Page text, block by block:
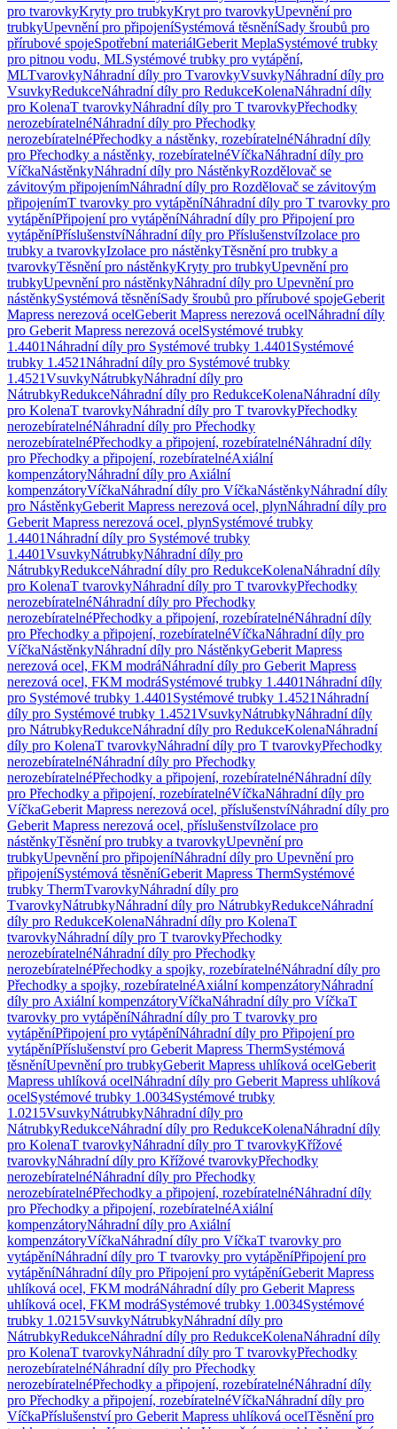
pro tvarovkyKryty pro trubkyKryt pro tvarovkyUpevnění pro
trubkyUpevnění pro připojeníSystémová těsněníSady šroubů pro
přírubové spojeSpotřební materiálGeberit MeplaSystémové trubky
pro pitnou vodu, MLSystémové trubky pro vytápění,
MLTvarovkyNáhradní díly pro TvarovkyVsuvkyNáhradní díly pro
VsuvkyRedukceNáhradní díly pro RedukceKolenaNáhradní díly
pro KolenaT tvarovkyNáhradní díly pro T tvarovkyPřechodky
nerozebíratelnéNáhradní díly pro Přechodky
nerozebíratelnéPřechodky a nástěnky, rozebíratelnéNáhradní díly
pro Přechodky a nástěnky, rozebíratelnéVíčkaNáhradní díly pro
VíčkaNástěnkyNáhradní díly pro NástěnkyRozdělovač se
závitovým připojenímNáhradní díly pro Rozdělovač se závitovým
připojenímT tvarovky pro vytápěníNáhradní díly pro T tvarovky pro
vytápěníPřipojení pro vytápěníNáhradní díly pro Připojení pro
vytápěníPříslušenstvíNáhradní díly pro PříslušenstvíIzolace pro
trubky a tvarovkyIzolace pro nástěnkyTěsnění pro trubky a
tvarovkyTěsnění pro nástěnkyKryty pro trubkyUpevnění pro
trubkyUpevnění pro nástěnkyNáhradní díly pro Upevnění pro
nástěnkySystémová těsněníSady šroubů pro přírubové spojeGeberit
Mapress nerezová ocelGeberit Mapress nerezová ocelNáhradní díly
pro Geberit Mapress nerezová ocelSystémové trubky
1.4401Náhradní díly pro Systémové trubky 1.4401 Systémové
trubky 1.4521Náhradní díly pro Systémové trubky
1.4521VsuvkyNátrubkyNáhradní díly pro
NátrubkyRedukceNáhradní díly pro RedukceKolenaNáhradní díly
pro KolenaT tvarovkyNáhradní díly pro T tvarovkyPřechodky
nerozebíratelnéNáhradní díly pro Přechodky
nerozebíratelnéPřechodky a připojení, rozebíratelnéNáhradní díly
pro Přechodky a připojení, rozebíratelnéAxiální
kompenzátoryNáhradní díly pro Axiální
kompenzátoryVíčkaNáhradní díly pro VíčkaNástěnkyNáhradní díly
pro NástěnkyGeberit Mapress nerezová ocel, plynNáhradní díly pro
Geberit Mapress nerezová ocel, plynSystémové trubky
1.4401Náhradní díly pro Systémové trubky
1.4401VsuvkyNátrubkyNáhradní díly pro
NátrubkyRedukceNáhradní díly pro RedukceKolenaNáhradní díly
pro KolenaT tvarovkyNáhradní díly pro T tvarovkyPřechodky
nerozebíratelnéNáhradní díly pro Přechodky
nerozebíratelnéPřechodky a připojení, rozebíratelnéNáhradní díly
pro Přechodky a připojení, rozebíratelnéVíčkaNáhradní díly pro
VíčkaNástěnkyNáhradní díly pro NástěnkyGeberit Mapress
nerezová ocel, FKM modráNáhradní díly pro Geberit Mapress
nerezová ocel, FKM modráSystémové trubky 1.4401Náhradní díly
pro Systémové trubky 1.4401 Systémové trubky 1.4521Náhradní
díly pro Systémové trubky 1.4521VsuvkyNátrubkyNáhradní díly
pro NátrubkyRedukceNáhradní díly pro RedukceKolenaNáhradní
díly pro KolenaT tvarovkyNáhradní díly pro T tvarovkyPřechodky
nerozebíratelnéNáhradní díly pro Přechodky
nerozebíratelnéPřechodky a připojení, rozebíratelnéNáhradní díly
pro Přechodky a připojení, rozebíratelnéVíčkaNáhradní díly pro
VíčkaGeberit Mapress nerezová ocel, příslušenstvíNáhradní díly pro
Geberit Mapress nerezová ocel, příslušenstvíIzolace pro
nástěnkyTěsnění pro trubky a tvarovkyUpevnění pro
trubkyUpevnění pro připojeníNáhradní díly pro Upevnění pro
připojeníSystémová těsněníGeberit Mapress ThermSystémové
trubky ThermTvarovkyNáhradní díly pro
TvarovkyNátrubkyNáhradní díly pro NátrubkyRedukceNáhradní
díly pro RedukceKolenaNáhradní díly pro KolenaT
tvarovkyNáhradní díly pro T tvarovkyPřechodky
nerozebíratelnéNáhradní díly pro Přechodky
nerozebíratelnéPřechodky a spojky, rozebíratelnéNáhradní díly pro
Přechodky a spojky, rozebíratelnéAxiální kompenzátoryNáhradní
díly pro Axiální kompenzátoryVíčkaNáhradní díly pro VíčkaT
tvarovky pro vytápěníNáhradní díly pro T tvarovky pro
vytápěníPřipojení pro vytápěníNáhradní díly pro Připojení pro
vytápěníPříslušenství pro Geberit Mapress ThermSystémová
těsněníUpevnění pro trubkyGeberit Mapress uhlíková ocelGeberit
Mapress uhlíková ocelNáhradní díly pro Geberit Mapress uhlíková
ocelSystémové trubky 1.0034Systémové trubky
1.0215VsuvkyNátrubkyNáhradní díly pro
NátrubkyRedukceNáhradní díly pro RedukceKolenaNáhradní díly
pro KolenaT tvarovkyNáhradní díly pro T tvarovkyKřížové
tvarovkyNáhradní díly pro Křížové tvarovkyPřechodky
nerozebíratelnéNáhradní díly pro Přechodky
nerozebíratelnéPřechodky a připojení, rozebíratelnéNáhradní díly
pro Přechodky a připojení, rozebíratelnéAxiální
kompenzátoryNáhradní díly pro Axiální
kompenzátoryVíčkaNáhradní díly pro VíčkaT tvarovky pro
vytápěníNáhradní díly pro T tvarovky pro vytápěníPřipojení pro
vytápěníNáhradní díly pro Připojení pro vytápěníGeberit Mapress
uhlíková ocel, FKM modráNáhradní díly pro Geberit Mapress
uhlíková ocel, FKM modráSystémové trubky 1.0034Systémové
trubky 1.0215VsuvkyNátrubkyNáhradní díly pro
NátrubkyRedukceNáhradní díly pro RedukceKolenaNáhradní díly
pro KolenaT tvarovkyNáhradní díly pro T tvarovkyPřechodky
nerozebíratelnéNáhradní díly pro Přechodky
nerozebíratelnéPřechodky a připojení, rozebíratelnéNáhradní díly
pro Přechodky a připojení, rozebíratelnéVíčkaNáhradní díly pro
VíčkaPříslušenství pro Geberit Mapress uhlíková ocelTěsnění pro